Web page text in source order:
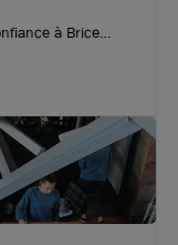
à Brice
nouveaux
l’adoption
infrastructures à